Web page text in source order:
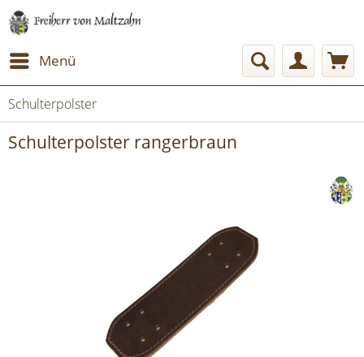
Menü
Schulterpolster
Schulterpolster rangerbraun